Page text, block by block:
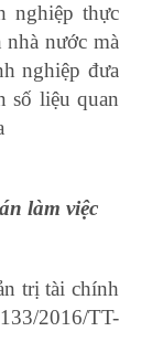
nghiệp thực
nước mà
nghiệp đưa
số liệu quan
làm việc
trị tài chính
2016/TT-